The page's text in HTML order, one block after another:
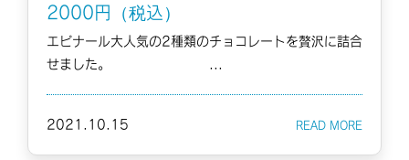
2000円（税込）
エピナール大人気の2種類のチョコレートを贅沢に詰合
せました。 ...
2021.10.15